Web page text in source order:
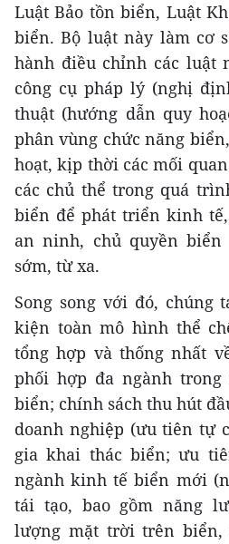
Luật Bảo tồn biển, Luật
biển. Bộ luật này làm cơ
hành điều chỉnh các luật
công cụ pháp lý (nghị
thuật (hướng dẫn quy
phân vùng chức năng
hoạt, kịp thời các mối
các chủ thể trong quá
biển để phát triển kinh
an ninh, chủ quyền biển
sớm, từ xa.
Song song với đó, chúng
kiện toàn mô hình thể
tổng hợp và thống nhất
phối hợp đa ngành
biển; chính sách thu hút
doanh nghiệp (ưu tiên tự
gia khai thác biển; ưu
ngành kinh tế biển mới
tái tạo, bao gồm năng
lượng mặt trời trên